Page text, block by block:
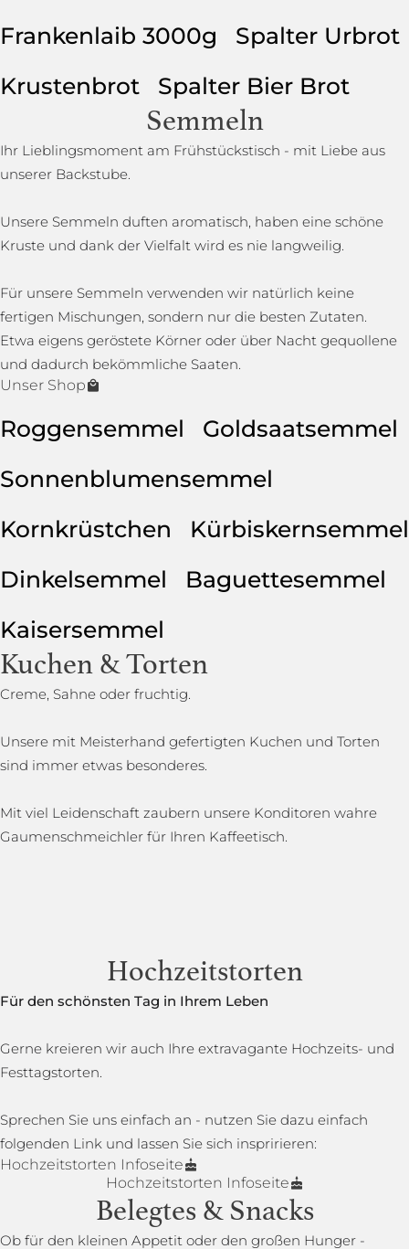
Frankenlaib 3000g
Spalter Urbrot
Krustenbrot
Spalter Bier Brot
Semmeln
Ihr Lieblingsmoment am Frühstückstisch - mit Liebe aus
unserer Backstube.
Unsere Semmeln duften aromatisch, haben eine schöne
Kruste und dank der Vielfalt wird es nie langweilig.
Für unsere Semmeln verwenden wir natürlich keine
fertigen Mischungen, sondern nur die besten Zutaten.
Etwa eigens geröstete Körner oder über Nacht gequollene
und dadurch bekömmliche Saaten.
Unser Shop
Roggensemmel
Goldsaatsemmel
Sonnenblumensemmel
Kornkrüstchen
Kürbiskernsemmel
Dinkelsemmel
Baguettesemmel
Kaisersemmel
Kuchen & Torten
Creme, Sahne oder fruchtig.
Unsere mit Meisterhand gefertigten Kuchen und Torten
sind immer etwas besonderes.
Mit viel Leidenschaft zaubern unsere Konditoren wahre
Gaumenschmeichler für Ihren Kaffeetisch.
Hochzeitstorten
Für den schönsten Tag in Ihrem Leben
Gerne kreieren wir auch Ihre extravagante Hochzeits- und
Festtagstorten.
Sprechen Sie uns einfach an - nutzen Sie dazu einfach
folgenden Link und lassen Sie sich inspririeren:
Hochzeitstorten Infoseite
Hochzeitstorten Infoseite
Belegtes & Snacks
Ob für den kleinen Appetit oder den großen Hunger -